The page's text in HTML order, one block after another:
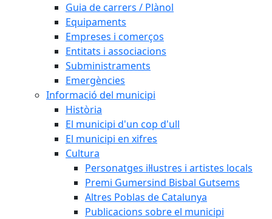
Guia de carrers / Plànol
Equipaments
Empreses i comerços
Entitats i associacions
Subministraments
Emergències
Informació del municipi
Història
El municipi d'un cop d'ull
El municipi en xifres
Cultura
Personatges il·lustres i artistes locals
Premi Gumersind Bisbal Gutsems
Altres Poblas de Catalunya
Publicacions sobre el municipi